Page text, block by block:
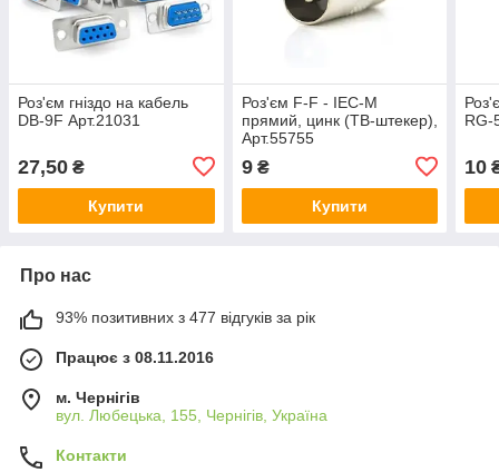
Роз'єм гніздо на кабель
DB-9F Арт.21031
27,50 ₴
Купити
Роз'єм F-F - IEC-M
прямий, цинк (ТВ-штекер),
Арт.55755
9₴
Купити
RG-
10
Про нас
93% позитивних з 477 відгуків за рік
Працює з 08.11.2016
м. Чернігів
вул. Любецька, 155, Чернігів, Україна
Контакти